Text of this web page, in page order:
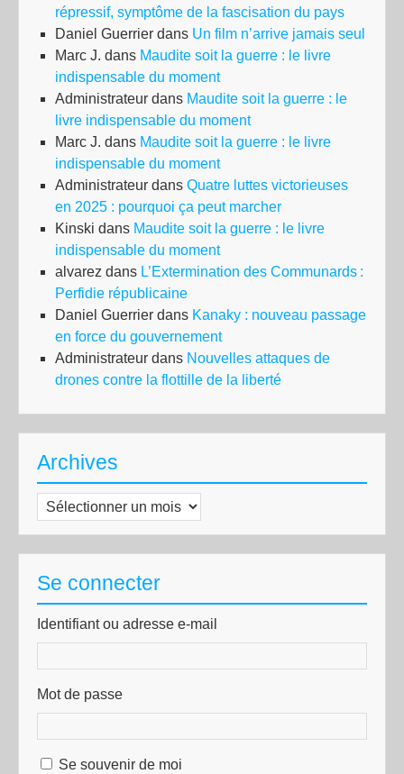
répressif, symptôme de la fascisation du pays
Daniel Guerrier dans Un film n’arrive jamais seul
Marc J. dans Maudite soit la guerre : le livre
indispensable du moment
Administrateur dans Maudite soit la guerre : le
livre indispensable du moment
Marc J. dans Maudite soit la guerre : le livre
indispensable du moment
Administrateur dans Quatre luttes victorieuses
en 2025 : pourquoi ça peut marcher
Kinski dans Maudite soit la guerre : le livre
indispensable du moment
alvarez dans L’Extermination des Communards :
Perfidie républicaine
Daniel Guerrier dans Kanaky : nouveau passage
en force du gouvernement
Administrateur dans Nouvelles attaques de
drones contre la flottille de la liberté
Archives
Archives
Se connecter
Identifiant ou adresse e-mail
Mot de passe
Se souvenir de moi